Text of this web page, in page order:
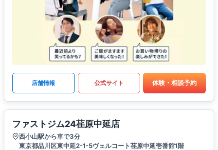
店舗情報 公式サイト 体験・相談予約
ファストジム24荏原中延店
西小山駅から車で3分
東京都品川区東中延2-1-5ヴェルコート荏原中延壱番館1階